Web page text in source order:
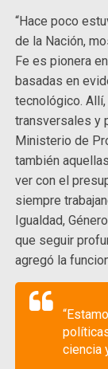
“Hace poco
de la Nación,
Fe es pionera
basadas en
tecnológico.
transversales y
Ministerio de
también
ver con el
siempre
Igualdad,
que seguir
agregó la
ciencia